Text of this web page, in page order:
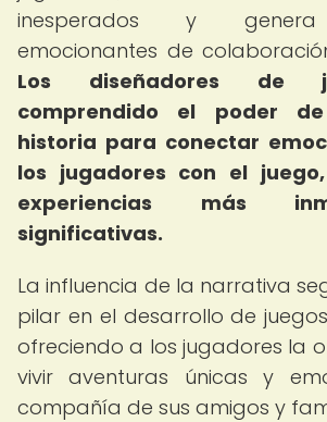
inesperados y genera
emocionantes de
Los diseñadores de
comprendido el poder
historia para conectar
los jugadores con el
experiencias más
significativas.
La influencia de la narrativa
pilar en el desarrollo de
ofreciendo a los jugadores la
vivir aventuras únicas y
compañía de sus amigos y